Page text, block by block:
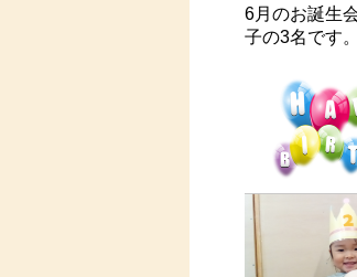
6月のお誕生
子の3名です。